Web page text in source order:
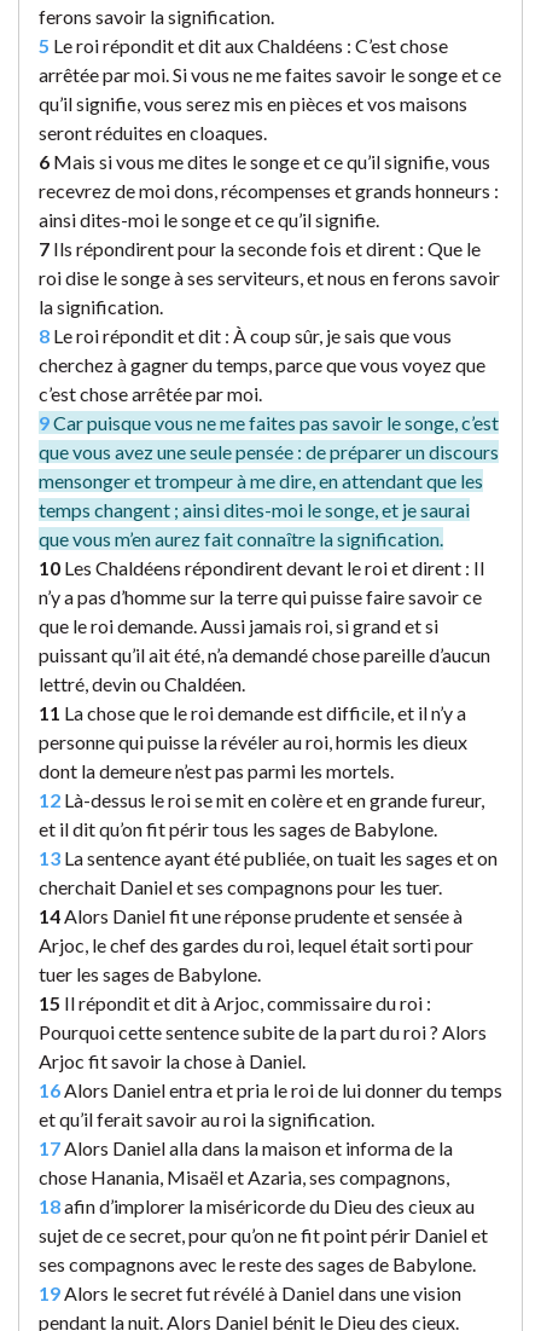
ferons savoir la signification.
5 Le roi répondit et dit aux Chaldéens : C’est chose
arrêtée par moi. Si vous ne me faites savoir le songe et ce
qu’il signifie, vous serez mis en pièces et vos maisons
seront réduites en cloaques.
6 Mais si vous me dites le songe et ce qu’il signifie, vous
recevrez de moi dons, récompenses et grands honneurs :
ainsi dites-moi le songe et ce qu’il signifie.
7 Ils répondirent pour la seconde fois et dirent : Que le
roi dise le songe à ses serviteurs, et nous en ferons savoir
la signification.
8 Le roi répondit et dit : À coup sûr, je sais que vous
cherchez à gagner du temps, parce que vous voyez que
c’est chose arrêtée par moi.
9Car puisque vous ne me faites pas savoir le songe, c’est
que vous avez une seule pensée : de préparer un discours
mensonger et trompeur à me dire, en attendant que les
temps changent ; ainsi dites-moi le songe, et je saurai
que vous m’en aurez fait connaître la signification.
10 Les Chaldéens répondirent devant le roi et dirent : Il
n’y a pas d’homme sur la terre qui puisse faire savoir ce
que le roi demande. Aussi jamais roi, si grand et si
puissant qu’il ait été, n’a demandé chose pareille d’aucun
lettré, devin ou Chaldéen.
11 La chose que le roi demande est difficile, et il n’y a
personne qui puisse la révéler au roi, hormis les dieux
dont la demeure n’est pas parmi les mortels.
12 Là-dessus le roi se mit en colère et en grande fureur,
et il dit qu’on fit périr tous les sages de Babylone.
13 La sentence ayant été publiée, on tuait les sages et on
cherchait Daniel et ses compagnons pour les tuer.
14 Alors Daniel fit une réponse prudente et sensée à
Arjoc, le chef des gardes du roi, lequel était sorti pour
tuer les sages de Babylone.
15 Il répondit et dit à Arjoc, commissaire du roi :
Pourquoi cette sentence subite de la part du roi ? Alors
Arjoc fit savoir la chose à Daniel.
16 Alors Daniel entra et pria le roi de lui donner du temps
et qu’il ferait savoir au roi la signification.
17 Alors Daniel alla dans la maison et informa de la
chose Hanania, Misaël et Azaria, ses compagnons,
18afin d’implorer la miséricorde du Dieu des cieux au
sujet de ce secret, pour qu’on ne fit point périr Daniel et
ses compagnons avec le reste des sages de Babylone.
19 Alors le secret fut révélé à Daniel dans une vision
pendant la nuit. Alors Daniel bénit le Dieu des cieux.